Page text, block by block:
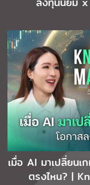
เมื่อ AI มาเปลี่ยนเ
ตรงไหน? |